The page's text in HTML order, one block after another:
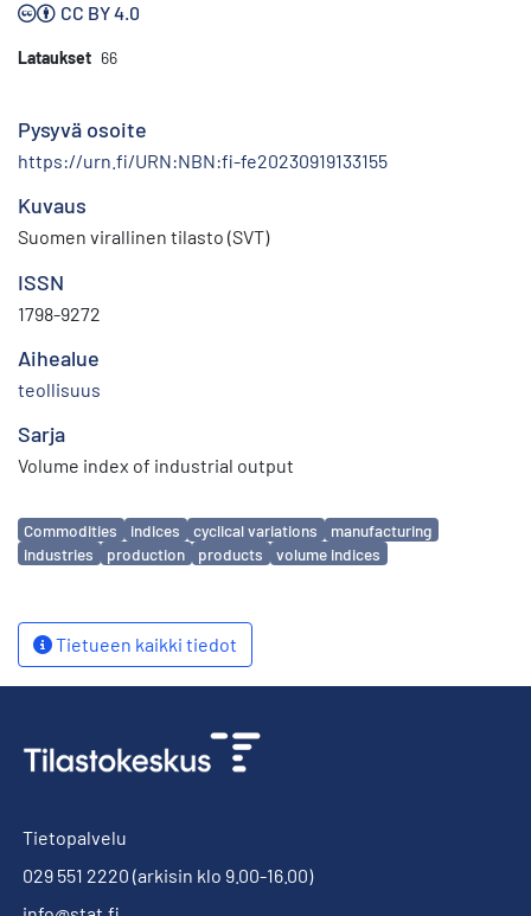
CC BY 4.0
Lataukset 66
Pysyvä osoite
https://urn.fi/URN:NBN:fi-fe20230919133155
Kuvaus
Suomen virallinen tilasto (SVT)
ISSN
1798-9272
Aihealue
teollisuus
Sarja
Volume index of industrial output
Avainsanat
Commodities indices cyclical variations
manufacturing
industries
production products volume indices
Tietueen kaikki tiedot
Tietopalvelu
029 551 2220 (arkisin klo 9.00-16.00)